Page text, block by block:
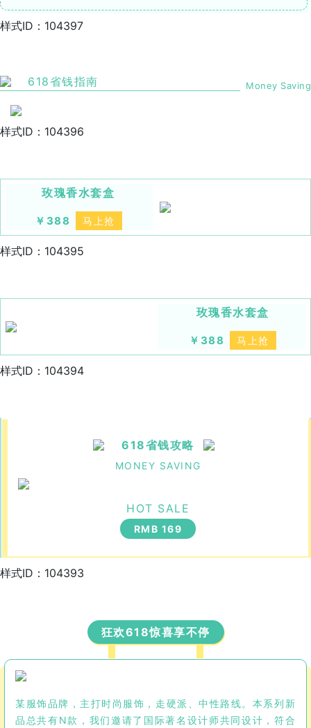
样式ID：104397
618省钱指南 Money Saving
样式ID：104396
玫瑰香水套盒
￥388 马上抢
样式ID：104395
玫瑰香水套盒
￥388 马上抢
样式ID：104394
618省钱攻略
MONEY SAVING
HOT SALE
RMB 169
样式ID：104393
狂欢618惊喜享不停
某服饰品牌，主打时尚服饰，走硬派、中性路线。本系列新
品总共有N款，我们邀请了国际著名设计师共同设计，符合